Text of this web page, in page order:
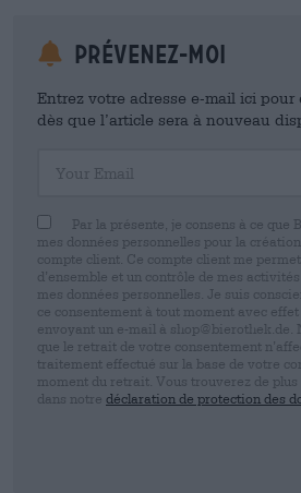
Prévenez-moi
Entrez votre adresse e-mail ici
dès que l’article sera à nouveau
Par la présente, je consens à ce
mes données personnelles pour la
compte client. Ce compte client me
d’ensemble et un contrôle de mes
mes données personnelles. Je suis
ce consentement à tout moment avec effet
envoyant un e-mail à shop@bierothek.de.
que le retrait de votre consentement
traitement effectué sur la base de votre
moment du retrait. Vous trouverez de
dans notre déclaration de protection des